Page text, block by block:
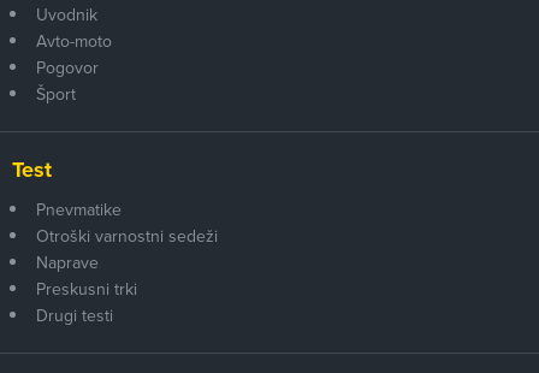
Uvodnik
Avto-moto
Pogovor
Šport
Test
Pnevmatike
Otroški varnostni sedeži
Naprave
Preskusni trki
Drugi testi